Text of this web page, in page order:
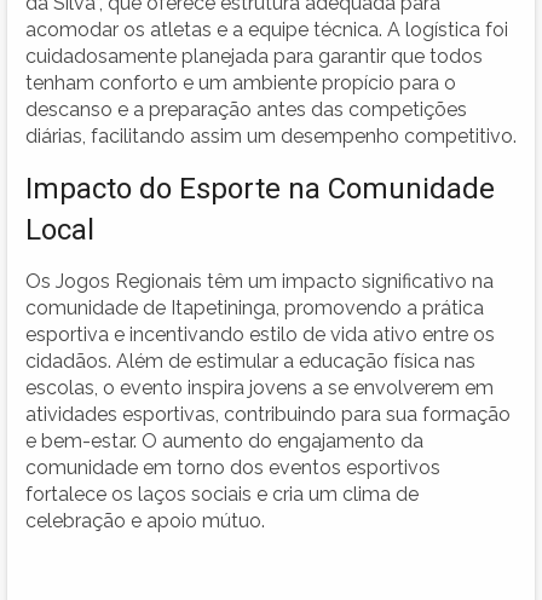
acomodar os atletas e a equipe técnica. A logística foi
cuidadosamente planejada para garantir que todos
tenham conforto e um ambiente propício para o
descanso e a preparação antes das competições
diárias, facilitando assim um desempenho competitivo.
Impacto do Esporte na Comunidade
Local
Os Jogos Regionais têm um impacto significativo na
comunidade de Itapetininga, promovendo a prática
esportiva e incentivando estilo de vida ativo entre os
cidadãos. Além de estimular a educação física nas
escolas, o evento inspira jovens a se envolverem em
atividades esportivas, contribuindo para sua formação
e bem-estar. O aumento do engajamento da
comunidade em torno dos eventos esportivos
fortalece os laços sociais e cria um clima de
celebração e apoio mútuo.